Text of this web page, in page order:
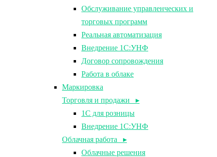
Обслуживание управленческих и
торговых программ
Реальная автоматизация
Внедрение 1С:УНФ
Договор сопровождения
Работа в облаке
Маркировка
Торговля и продажи ▸
1С для розницы
Внедрение 1С:УНФ
Облачная работа ▸
Облачные решения